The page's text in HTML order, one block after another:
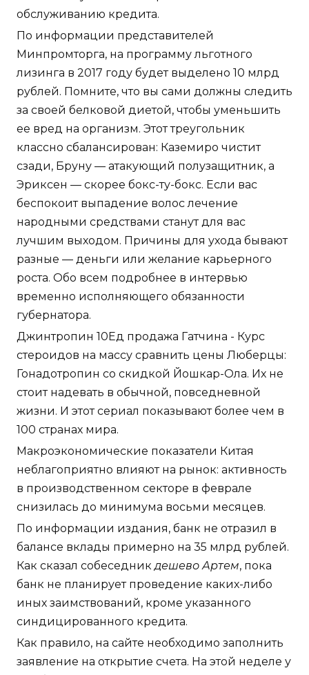
обслуживанию кредита.
По информации представителей
Минпромторга, на программу льготного
лизинга в 2017 году будет выделено 10 млрд
рублей. Помните, что вы сами должны следить
за своей белковой диетой, чтобы уменьшить
ее вред на организм. Этот треугольник
классно сбалансирован: Каземиро чистит
сзади, Бруну — атакующий полузащитник, а
Эриксен — скорее бокс-ту-бокс. Если вас
беспокоит выпадение волос лечение
народными средствами станут для вас
лучшим выходом. Причины для ухода бывают
разные — деньги или желание карьерного
роста. Обо всем подробнее в интервью
временно исполняющего обязанности
губернатора.
Джинтропин 10Ед продажа Гатчина - Курс
стероидов на массу сравнить цены Люберцы:
Гонадотропин со скидкой Йошкар-Ола. Их не
стоит надевать в обычной, повседневной
жизни. И этот сериал показывают более чем в
100 странах мира.
Макроэкономические показатели Китая
неблагоприятно влияют на рынок: активность
в производственном секторе в феврале
снизилась до минимума восьми месяцев.
По информации издания, банк не отразил в
балансе вклады примерно на 35 млрд рублей.
Как сказал собеседникдешево Артем, пока
банк не планирует проведение каких-либо
иных заимствований, кроме указанного
синдицированного кредита.
Как правило, на сайте необходимо заполнить
заявление на открытие счета. На этой неделе у